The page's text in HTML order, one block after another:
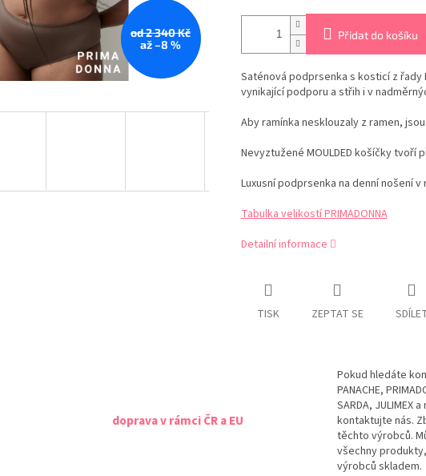
od 2 340 Kč
až –8 %
Přidat do košíku
Saténová podprsenka s kosticí z řady
vynikající podporu a střih i v
Aby ramínka nesklouzaly z ramen,
Nevyztužené MOULDED košíčky tvoří
Luxusní podprsenka na denní nošení
Tabulka velikostí PRIMADONNA
Detailní informace
TISK ZEPTAT SE
doprava v rámci ČR a EU
Pokud hledáte
PANACHE,
SARDA, JULIMEX
kontaktujte nás.
těchto výrobců.
všechny
výrobců skladem.